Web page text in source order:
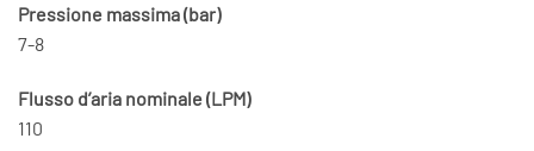
Pressione massima (bar)
7-8
Flusso d’aria nominale (LPM)
110